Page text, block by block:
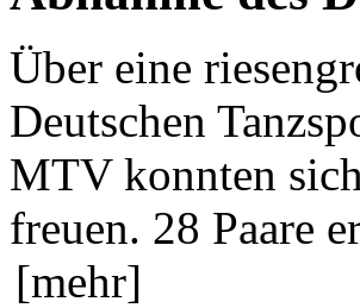
Über eine
Deutschen
MTV konnten
freuen. 28 Paare
[mehr]